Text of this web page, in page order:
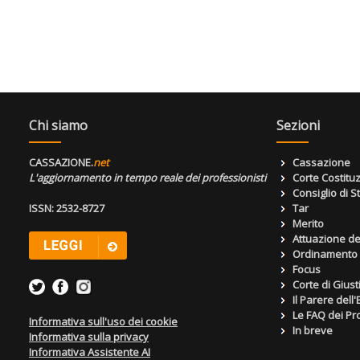
Chi siamo
CASSAZIONE.net
L'aggiornamento in tempo reale dei professionisti
ISSN: 2532-8727
Informativa sull'uso dei cookie
Informativa sulla privacy
Informativa Assistente AI
Sezioni
Cassazione
Corte
Consiglio di
Tar
Merito
Attuazione
Focus
Corte di
Il Parere
Le FAQ dei
In breve